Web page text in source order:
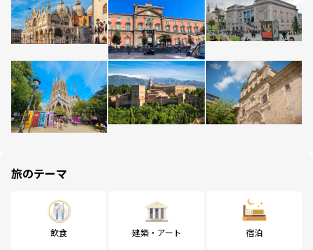
旅のテーマ
飲食 建築・アート 宿泊